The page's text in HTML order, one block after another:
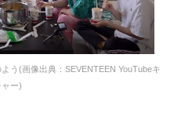
う(画像出典：SEVENTEEN YouTubeキ
ャー)